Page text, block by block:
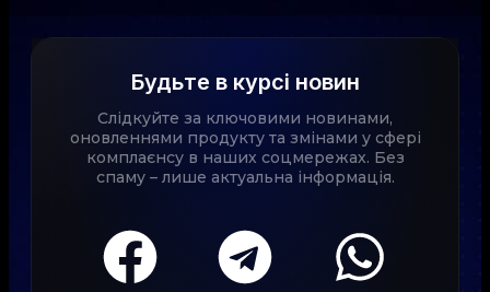
Будьте в курсі новин
Слідкуйте за ключовими новинами,
оновленнями продукту та змінами у сфері
комплаєнсу в наших соцмережах. Без
спаму – лише актуальна інформація.